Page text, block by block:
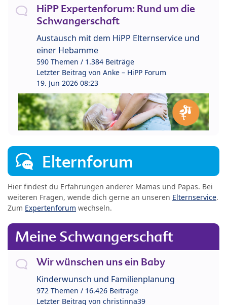
HiPP Expertenforum: Rund um die
Schwangerschaft
Austausch mit dem HiPP Elternservice und
einer Hebamme
590 Themen / 1.384 Beiträge
Letzter Beitrag von Anke – HiPP Forum
19. Jun 2026 08:23
Elternforum
Hier findest du Erfahrungen anderer Mamas und Papas. Bei
weiteren Fragen, wende dich gerne an unseren Elternservice.
Zum Expertenforum wechseln.
Meine Schwangerschaft
Wir wünschen uns ein Baby
Kinderwunsch und Familienplanung
972 Themen / 16.426 Beiträge
Letzter Beitrag von christinna39